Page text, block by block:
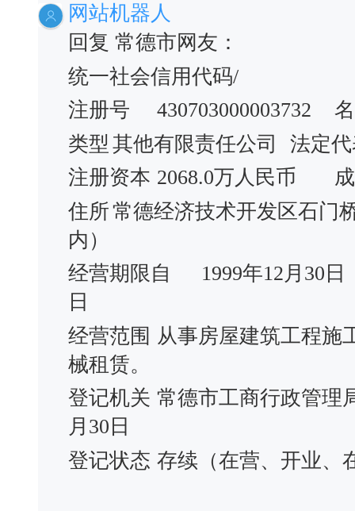
网站机器人
回复 常德市网友：
统一社会信用代码/
注册号
430703000003732
类型 其他有限责任公司
法定
注册资本 2068.0万人民币
住所常德经济技术开发区石门
内）
经营期限自
1999年12月30日
日
经营范围 从事房屋建筑工程施
械租赁。
登记机关 常德市工商行政管理
月30日
登记状态 存续（在营、开业、